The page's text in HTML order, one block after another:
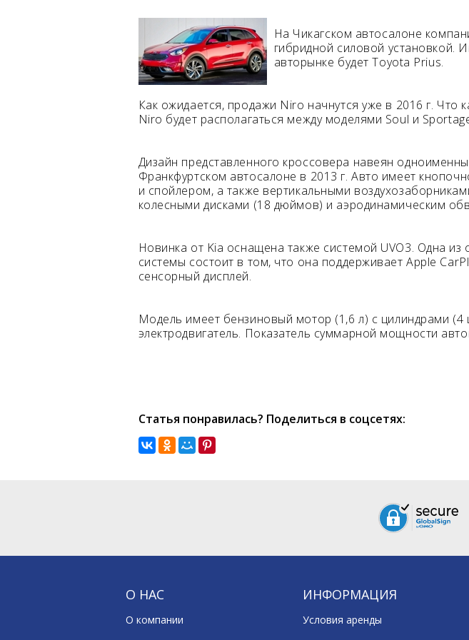
На Чикагском автосалоне
гибридной силовой
авторынке будет Toyota Prius.
Как ожидается, продажи Niro начнутся уже в 2016 г. Что
Niro будет располагаться между моделями Soul и
Дизайн представленного кроссовера навеян
Франкфуртском автосалоне в 2013 г. Авто имеет
и спойлером, а также вертикальными
колесными дисками (18 дюймов) и аэродинамическим
Новинка от Kia оснащена также системой UVO3. Одна
системы состоит в том, что она поддерживает Apple
сенсорный дисплей.
Модель имеет бензиновый мотор (1,6 л) с цилиндрами
электродвигатель. Показатель суммарной мощности
Статья понравилась? Поделиться в соцсетях:
О НАС
О компании
ИНФОРМАЦИЯ
Условия аренды